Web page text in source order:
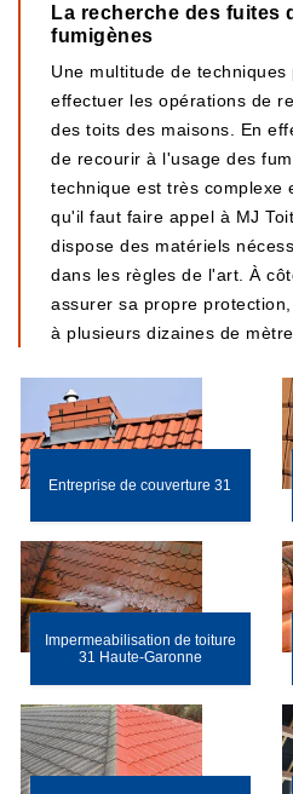
La recherche des fuites
fumigènes
Une multitude de
effectuer les opérations de
des toits des maisons. En
de recourir à l'usage des
technique est très complexe
qu'il faut faire appel à MJ
dispose des matériels
dans les règles de l'art. À
assurer sa propre
à plusieurs dizaines de
Entreprise de couverture 31
Impermeabilisation de toiture
31 Haute-Garonne